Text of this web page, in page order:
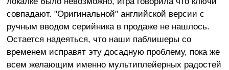
совпадают. "Оригинальной" английской версии с
ручным вводом серийника в продаже не нашлось.
Остается надеяться, что наши паблишеры со
временем исправят эту досадную проблему, пока же
всем желающим именно мультиплейерных радостей